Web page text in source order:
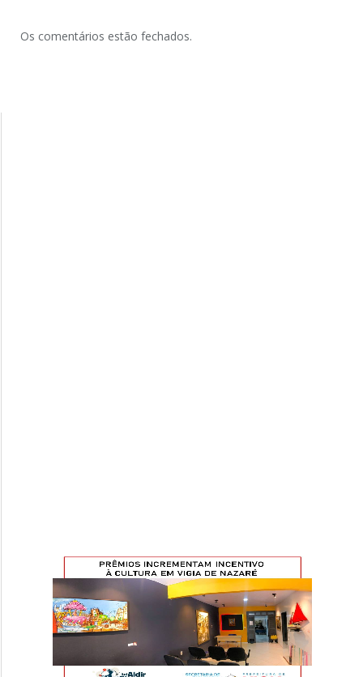
Os comentários estão fechados.